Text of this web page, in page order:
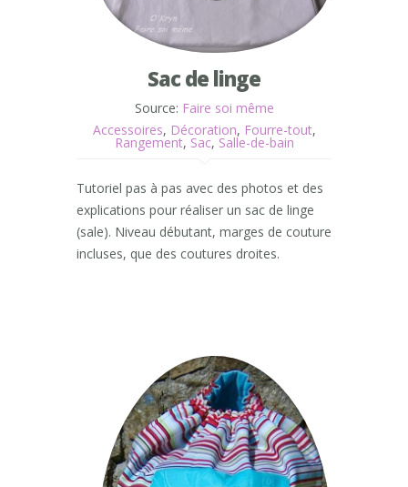
Sac de linge
Source: Faire soi même
Accessoires, Décoration, Fourre-tout,
Rangement, Sac, Salle-de-bain
Tutoriel pas à pas avec des photos et des
explications pour réaliser un sac de linge
(sale). Niveau débutant, marges de couture
incluses, que des coutures droites.